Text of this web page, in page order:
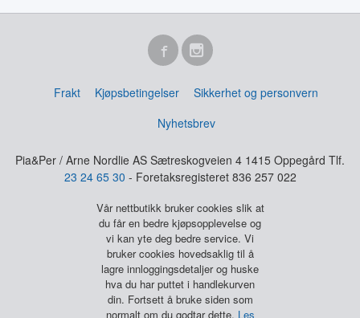
Frakt Kjøpsbetingelser
Sikkerhet og personvern
Nyhetsbrev
Pia&Per / Arne Nordlie AS Sætreskogveien 4 1415 Oppegård Tlf.
23 24 65 30 - Foretaksregisteret 836 257 022
Vår nettbutikk bruker cookies slik at
du får en bedre kjøpsopplevelse og
vi kan yte deg bedre service. Vi
bruker cookies hovedsaklig til å
lagre innloggingsdetaljer og huske
hva du har puttet i handlekurven
din. Fortsett å bruke siden som
normalt om du godtar dette. Les